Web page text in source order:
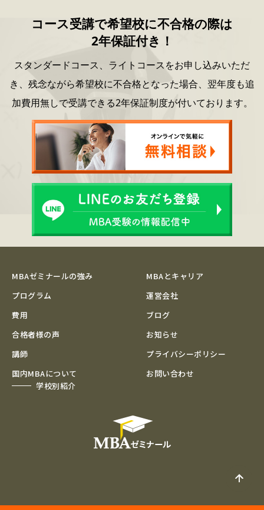
コース受講で希望校に不合格の際は
2年保証付き！
スタンダードコース、ライトコースをお申し込みいただ
き、 残念ながら希望校に不合格となった場合、 翌年度も追
加費用無しで受講できる2年保証制度が付いております。
MBAゼミナールの強み
プログラム
費用
合格者様の声
講師
国内MBAについて
学校別紹介
MBAとキャリア
運営会社
ブログ
お知らせ
プライバシーポリシー
お問い合わせ